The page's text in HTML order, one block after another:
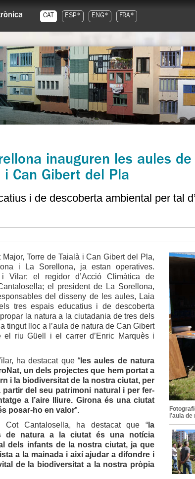
CAT ESP* ENG* FRA*
inauguren les aules
i Can Gibert del Pla
i de descoberta ambiental per tal
l’aula
Torre de Taialà i Can Gibert del Pla,
i La Sorellona, ja estan operatives.
Vilar; el regidor d’Acció Climàtica de
el president de La Sorellona,
del disseny de les aules, Laia
tres espais educatius i de descoberta
la natura a la ciutadania de tres dels
tingut lloc a l’aula de natura de Can Gibert
el riu Güell i el carrer d’Enric Marquès i
ha destacat que “ les aules de natura
un dels projectes que hem portat a
i la biodiversitat de la nostra ciutat, per
del seu patrimoni natural i per fer-
a l’aire lliure. Girona és una ciutat
posar-ho en valor”.
Cot Cantalosella, ha destacat que “ la
de natura a la ciutat és una notícia
dels infants de la nostra ciutat, ja que
a la mainada i així ajudar a difondre i
de la biodiversitat a la nostra pròpia